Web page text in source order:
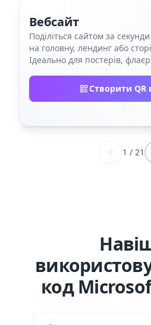
Вебсайт
Поділіться сайтом за
на головну, лендинг або
Ідеально для постерів,
Створити QR
1 / 21
код